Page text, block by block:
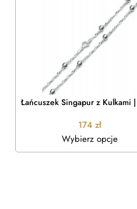
Łańcuszek Singapur z Kulkami
174 zł
Wybierz opcje